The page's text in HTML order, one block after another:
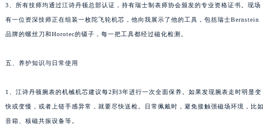
3、所有技师均通过江诗丹顿总部认证，持有瑞士制表师协会颁发的专业资格证书。现场
有一位资深技师正在组装一枚陀飞轮机芯，他向我展示了他的工具，包括瑞士Bernstein
品牌的螺丝刀和Horotec的镊子，每一把工具都经过磁化检测。
五、养护知识与日常使用
1、江诗丹顿腕表的机械机芯建议每2到3年进行一次全面保养。如果发现腕表走时明显变
快或变慢，或者上链手感异常，就要尽快送检。日常佩戴时，避免接触强磁场环境，比如
音箱、核磁共振设备等。